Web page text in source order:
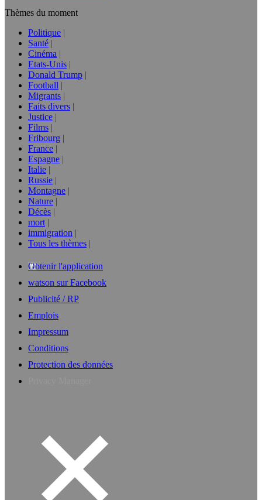
Thèmes du moment
Politique
Santé
Cinéma
Etats-Unis
Donald Trump
Football
Migrants
Faits divers
Justice
Films
Fribourg
France
Espagne
Italie
Russie
Montagne
Nature
Décès
mort
immigration
Tous les thèmes
Obtenir l'application
watson sur Facebook
Publicité / RP
Emplois
Impressum
Conditions
Protection des données